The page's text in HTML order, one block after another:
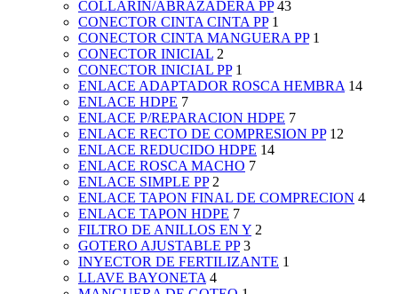
COLLARIN/ABRAZADERA PP 43
CONECTOR CINTA CINTA PP 1
CONECTOR CINTA MANGUERA PP 1
CONECTOR INICIAL 2
CONECTOR INICIAL PP 1
ENLACE ADAPTADOR ROSCA HEMBRA 14
ENLACE HDPE 7
ENLACE P/REPARACION HDPE 7
ENLACE RECTO DE COMPRESION PP 12
ENLACE REDUCIDO HDPE 14
ENLACE ROSCA MACHO 7
ENLACE SIMPLE PP 2
ENLACE TAPON FINAL DE COMPRECION 4
ENLACE TAPON HDPE 7
FILTRO DE ANILLOS EN Y 2
GOTERO AJUSTABLE PP 3
INYECTOR DE FERTILIZANTE 1
LLAVE BAYONETA 4